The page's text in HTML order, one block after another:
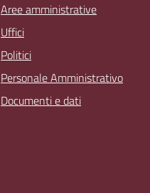
Aree amministrative
Uffici
Politici
Personale Amministrativo
Documenti e dati